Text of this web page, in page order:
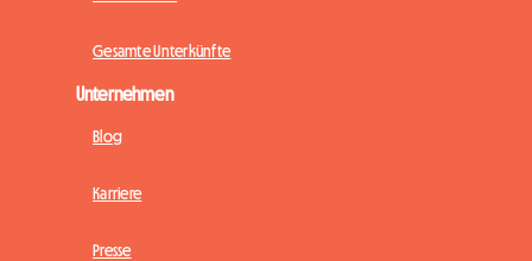
Gesamte Unterkünfte
Unternehmen
Blog
Karriere
Presse